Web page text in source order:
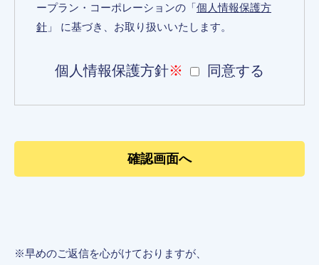
ープラン・コーポレーションの「個人情報保護方
針 」 に基づき、お取り扱いいたします。
個人情報保護方針※ 同意する
※早めのご返信を心がけておりますが、